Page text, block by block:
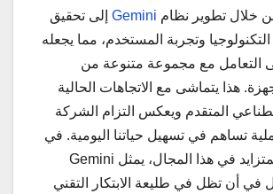
تطوير نظام Gemini إلى تحقيق
وتجربة المستخدم، مما يجعله
التعامل مع مجموعة متنوعة من
هذا يتماشى مع الاتجاهات الحالية
المتقدم ويعكس التزام الشركة
تساهم في تسهيل حياتنا اليومية. في
ظل التنافس المتزايد في هذا المجال، يمثل Gemini
أن تظل في طليعة الابتكار التقني